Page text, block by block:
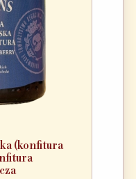
(konfitura